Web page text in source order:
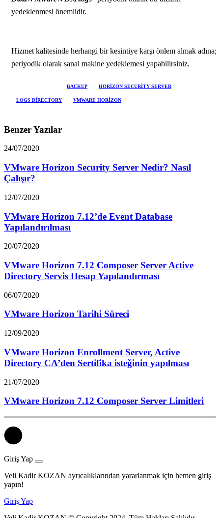
yedeklenmesi önemlidir.
Hizmet kalitesinde herhangi bir kesintiye karşı önlem almak adına;
periyodik olarak sanal makine yedeklemesi yapabilirsiniz.
BACKUP HORIZON SECURITY SERVER
LOGS DIRECTORY VMWARE HORIZON
Benzer Yazılar
24/07/2020
VMware Horizon Security Server Nedir? Nasıl
Çalışır?
12/07/2020
VMware Horizon 7.12’de Event Database
Yapılandırılması
20/07/2020
VMware Horizon 7.12 Composer Server Active
Directory Servis Hesap Yapılandırması
06/07/2020
VMware Horizon Tarihi Süreci
12/09/2020
VMware Horizon Enrollment Server, Active
Directory CA’den Sertifika isteğinin yapılması
21/07/2020
VMware Horizon 7.12 Composer Server Limitleri
Giriş Yap
Veli Kadir KOZAN ayrıcalıklarından yararlanmak için hemen giriş
yapın!
Giriş Yap